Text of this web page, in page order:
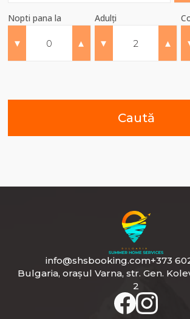
Caută
Nopti pana la
▴
▾
Adulți
▴
▾
info@shsbooking.com+373
Bulgaria, orașul Varna, str. Gen.
2